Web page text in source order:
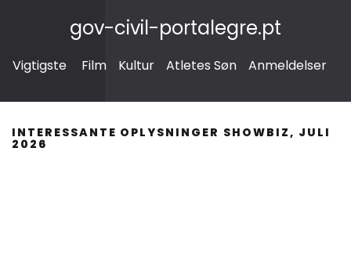
gov-civil-portalegre.pt
Vigtigste Film Kultur Atletes Søn Anmeldelser
INTERESSANTE OPLYSNINGER SHOWBIZ, JULI
2026